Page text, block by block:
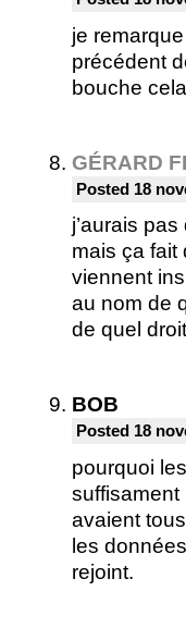
je
précédent
bouche
GÉRARD
Posted 18
j’aurais pas
mais ça fait
viennent
au nom de
de quel
BOB
Posted 18
pourquoi
suffisament
avaient
les
rejoint.